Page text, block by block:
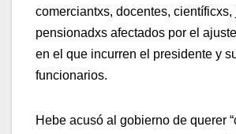
comerciantxs, docentes,
pensionadxs afectados por el
en el que incurren el presidente y
funcionarios.
Hebe acusó al gobierno de querer